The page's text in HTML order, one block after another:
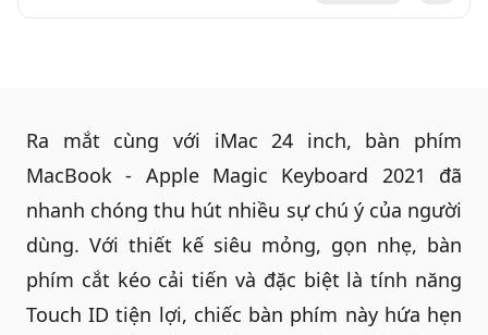
Ra mắt cùng với iMac 24 inch, bàn phím
MacBook - Apple Magic Keyboard 2021 đã
nhanh chóng thu hút nhiều sự chú ý của người
dùng. Với thiết kế siêu mỏng, gọn nhẹ, bàn
phím cắt kéo cải tiến và đặc biệt là tính năng
Touch ID tiện lợi, chiếc bàn phím này hứa hẹn